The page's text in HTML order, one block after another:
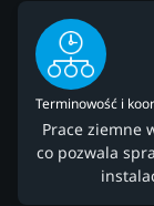
Terminowość i
Prace ziemne
co pozwala